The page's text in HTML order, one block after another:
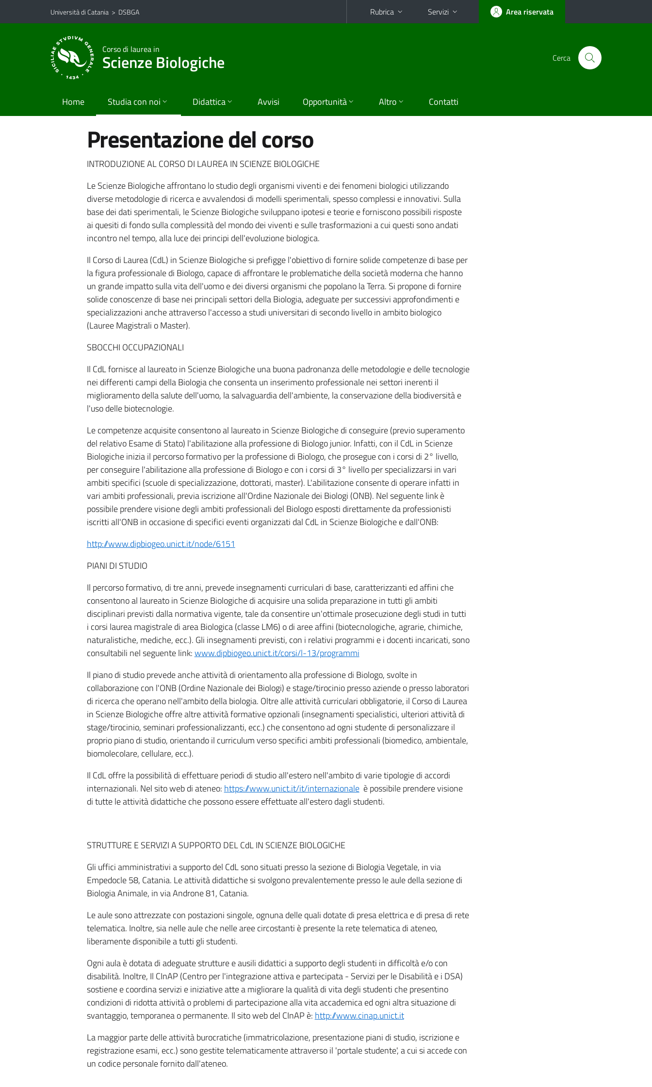
Vai al contenuto principale
Vai al menu di navigazione
Università di Catania > DSBGA Rubrica Servizi Area riservata
Corso di laurea in
Scienze Biologiche Cerca
Home Studia con noi Didattica Avvisi Opportunità Altro Contatti
Presentazione del corso
INTRODUZIONE AL CORSO DI LAUREA IN SCIENZE BIOLOGICHE
Le Scienze Biologiche affrontano lo studio degli organismi viventi e dei fenomeni biologici utilizzando
diverse metodologie di ricerca e avvalendosi di modelli sperimentali, spesso complessi e innovativi. Sulla
base dei dati sperimentali, le Scienze Biologiche sviluppano ipotesi e teorie e forniscono possibili risposte
ai quesiti di fondo sulla complessità del mondo dei viventi e sulle trasformazioni a cui questi sono andati
incontro nel tempo, alla luce dei principi dell'evoluzione biologica.
Il Corso di Laurea (CdL) in Scienze Biologiche si prefigge l'obiettivo di fornire solide competenze di base per
la figura professionale di Biologo, capace di affrontare le problematiche della società moderna che hanno
un grande impatto sulla vita dell'uomo e dei diversi organismi che popolano la Terra. Si propone di fornire
solide conoscenze di base nei principali settori della Biologia, adeguate per successivi approfondimenti e
specializzazioni anche attraverso l'accesso a studi universitari di secondo livello in ambito biologico
(Lauree Magistrali o Master).
SBOCCHI OCCUPAZIONALI
Il CdL fornisce al laureato in Scienze Biologiche una buona padronanza delle metodologie e delle tecnologie
nei differenti campi della Biologia che consenta un inserimento professionale nei settori inerenti il
miglioramento della salute dell'uomo, la salvaguardia dell'ambiente, la conservazione della biodiversità e
l'uso delle biotecnologie.
Le competenze acquisite consentono al laureato in Scienze Biologiche di conseguire (previo superamento
del relativo Esame di Stato) l'abilitazione alla professione di Biologo junior. Infatti, con il CdL in Scienze
Biologiche inizia il percorso formativo per la professione di Biologo, che prosegue con i corsi di 2° livello,
per conseguire l'abilitazione alla professione di Biologo e con i corsi di 3° livello per specializzarsi in vari
ambiti specifici (scuole di specializzazione, dottorati, master). L'abilitazione consente di operare infatti in
vari ambiti professionali, previa iscrizione all'Ordine Nazionale dei Biologi (ONB). Nel seguente link è
possibile prendere visione degli ambiti professionali del Biologo esposti direttamente da professionisti
iscritti all'ONB in occasione di specifici eventi organizzati dal CdL in Scienze Biologiche e dall'ONB:
http://www.dipbiogeo.unict.it/node/6151
PIANI DI STUDIO
Il percorso formativo, di tre anni, prevede insegnamenti curriculari di base, caratterizzanti ed affini che
consentono al laureato in Scienze Biologiche di acquisire una solida preparazione in tutti gli ambiti
disciplinari previsti dalla normativa vigente, tale da consentire un'ottimale prosecuzione degli studi in tutti
i corsi laurea magistrale di area Biologica (classe LM6) o di aree affini (biotecnologiche, agrarie, chimiche,
naturalistiche, mediche, ecc.). Gli insegnamenti previsti, con i relativi programmi e i docenti incaricati, sono
consultabili nel seguente link:www.dipbiogeo.unict.it/corsi/l-13/programmi
Il piano di studio prevede anche attività di orientamento alla professione di Biologo, svolte in
collaborazione con l'ONB (Ordine Nazionale dei Biologi) e stage/tirocinio presso aziende o presso laboratori
di ricerca che operano nell'ambito della biologia. Oltre alle attività curriculari obbligatorie, il Corso di Laurea
in Scienze Biologiche offre altre attività formative opzionali (insegnamenti specialistici, ulteriori attività di
stage/tirocinio, seminari professionalizzanti, ecc.) che consentono ad ogni studente di personalizzare il
proprio piano di studio, orientando il curriculum verso specifici ambiti professionali (biomedico, ambientale,
biomolecolare, cellulare, ecc.).
Il CdL offre la possibilità di effettuare periodi di studio all'estero nell'ambito di varie tipologie di accordi
internazionali. Nel sito web di ateneo: https://www.unict.it/it/internazionaleè possibile prendere visione
di tutte le attività didattiche che possono essere effettuate all'estero dagli studenti.
STRUTTURE E SERVIZI A SUPPORTO DEL CdL IN SCIENZE BIOLOGICHE
Gli uffici amministrativi a supporto del CdL sono situati presso la sezione di Biologia Vegetale, in via
Empedocle 58, Catania. Le attività didattiche si svolgono prevalentemente presso le aule della sezione di
Biologia Animale, in via Androne 81, Catania.
Le aule sono attrezzate con postazioni singole, ognuna delle quali dotate di presa elettrica e di presa di rete
telematica. Inoltre, sia nelle aule che nelle aree circostanti è presente la rete telematica di ateneo,
liberamente disponibile a tutti gli studenti.
Ogni aula è dotata di adeguate strutture e ausili didattici a supporto degli studenti in difficoltà e/o con
disabilità. Inoltre, Il CInAP (Centro per l'integrazione attiva e partecipata - Servizi per le Disabilità e i DSA)
sostiene e coordina servizi e iniziative atte a migliorare la qualità di vita degli studenti che presentino
condizioni di ridotta attività o problemi di partecipazione alla vita accademica ed ogni altra situazione di
svantaggio, temporanea o permanente. Il sito web del CInAP è: http://www.cinap.unict.it
La maggior parte delle attività burocratiche (immatricolazione, presentazione piani di studio, iscrizione e
registrazione esami, ecc.) sono gestite telematicamente attraverso il 'portale studente', a cui si accede con
un codice personale fornito dall'ateneo.